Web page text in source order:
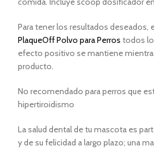
Para tener los resultados deseados,
PlaqueOff Polvo para Perros todos
efecto positivo se mantiene
producto.
No recomendado para perros que
hipertiroidismo
La salud dental de tu mascota es
y de su felicidad a largo plazo; una